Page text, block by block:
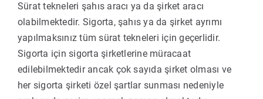
Sürat tekneleri şahıs aracı ya da şirket aracı
olabilmektedir. Sigorta, şahıs ya da şirket ayrımı
yapılmaksınız tüm sürat tekneleri için geçerlidir.
Sigorta için sigorta şirketlerine müracaat
edilebilmektedir ancak çok sayıda şirket olması ve
her sigorta şirketi özel şartlar sunması nedeniyle